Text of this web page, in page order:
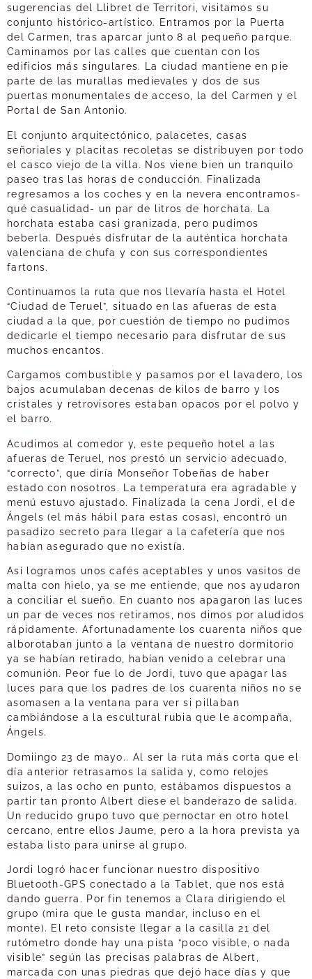
sugerencias del Llibret de Territori, visitamos su
conjunto histórico-artístico. Entramos por la Puerta
del Carmen, tras aparcar junto 8 al pequeño parque.
Caminamos por las calles que cuentan con los
edificios más singulares. La ciudad mantiene en pie
parte de las murallas medievales y dos de sus
puertas monumentales de acceso, la del Carmen y el
Portal de San Antonio.
El conjunto arquitectónico, palacetes, casas
señoriales y placitas recoletas se distribuyen por todo
el casco viejo de la villa. Nos viene bien un tranquilo
paseo tras las horas de conducción. Finalizada
regresamos a los coches y en la nevera encontramos-
qué casualidad- un par de litros de horchata. La
horchata estaba casi granizada, pero pudimos
beberla. Después disfrutar de la auténtica horchata
valenciana de chufa y con sus correspondientes
fartons.
Continuamos la ruta que nos llevaría hasta el Hotel
“Ciudad de Teruel”, situado en las afueras de esta
ciudad a la que, por cuestión de tiempo no pudimos
dedicarle el tiempo necesario para disfrutar de sus
muchos encantos.
Cargamos combustible y pasamos por el lavadero, los
bajos acumulaban decenas de kilos de barro y los
cristales y retrovisores estaban opacos por el polvo y
el barro.
Acudimos al comedor y, este pequeño hotel a las
afueras de Teruel, nos prestó un servicio adecuado,
“correcto”, que diría Monseñor Tobeñas de haber
estado con nosotros. La temperatura era agradable y
menú estuvo ajustado. Finalizada la cena Jordi, el de
Ángels (el más hábil para estas cosas), encontró un
pasadizo secreto para llegar a la cafetería que nos
habían asegurado que no existía.
Así logramos unos cafés aceptables y unos vasitos de
malta con hielo, ya se me entiende, que nos ayudaron
a conciliar el sueño. En cuanto nos apagaron las luces
un par de veces nos retiramos, nos dimos por aludidos
rápidamente. Afortunadamente los cuarenta niños que
alborotaban junto a la ventana de nuestro dormitorio
ya se habían retirado, habían venido a celebrar una
comunión. Peor fue lo de Jordi, tuvo que apagar las
luces para que los padres de los cuarenta niños no se
asomasen a la ventana para ver si pillaban
cambiándose a la escultural rubia que le acompaña,
Ángels.
Domiingo 23 de mayo.. Al ser la ruta más corta que el
día anterior retrasamos la salida y, como relojes
suizos, a las ocho en punto, estábamos dispuestos a
partir tan pronto Albert diese el banderazo de salida.
Un reducido grupo tuvo que pernoctar en otro hotel
cercano, entre ellos Jaume, pero a la hora prevista ya
estaba listo para unirse al grupo.
Jordi logró hacer funcionar nuestro dispositivo
Bluetooth-GPS conectado a la Tablet, que nos está
dando guerra. Por fin tenemos a Clara dirigiendo el
grupo (mira que le gusta mandar, incluso en el
monte). El reto consiste llegar a la casilla 21 del
rutómetro donde hay una pista “poco visible, o nada
visible” según las precisas palabras de Albert,
marcada con unas piedras que dejó hace días y que